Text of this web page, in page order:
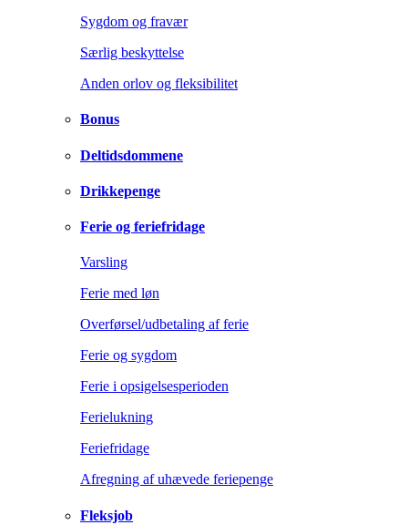
Sygdom og fravær
Særlig beskyttelse
Anden orlov og fleksibilitet
Bonus
Deltidsdommene
Drikkepenge
Ferie og feriefridage
Varsling
Ferie med løn
Overførsel/udbetaling af ferie
Ferie og sygdom
Ferie i opsigelsesperioden
Ferielukning
Feriefridage
Afregning af uhævede feriepenge
Fleksjob